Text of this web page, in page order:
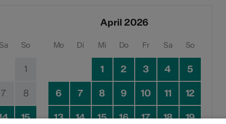
Sa So
1
7 8
15
April 2026
Mo Di Mi Do Fr Sa So
1 2 3 4 5
6 7 8 9 10 11 12
13 14 15 16 17 18 19